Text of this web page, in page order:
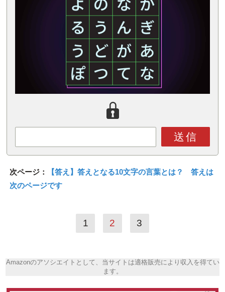
送信
次ページ：
【答え】答えとなる10文字の言葉とは？ 答えは
次のページです
1 2 3
Amazonのアソシエイトとして、当サイトは適格販売により収入を得てい
ます。